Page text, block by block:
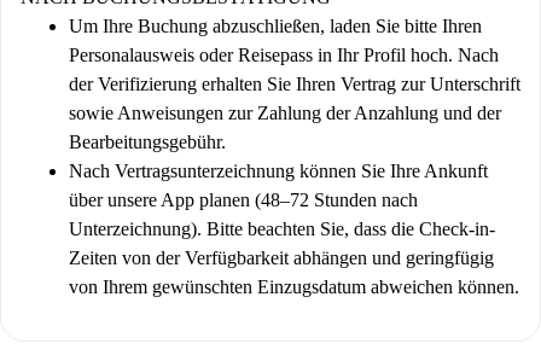
Um Ihre Buchung abzuschließen, laden Sie bitte Ihren
Personalausweis oder Reisepass in Ihr Profil hoch. Nach
der Verifizierung erhalten Sie Ihren Vertrag zur Unterschrift
sowie Anweisungen zur Zahlung der Anzahlung und der
Bearbeitungsgebühr.
Nach Vertragsunterzeichnung können Sie Ihre Ankunft
über unsere App planen (48–72 Stunden nach
Unterzeichnung). Bitte beachten Sie, dass die Check-in-
Zeiten von der Verfügbarkeit abhängen und geringfügig
von Ihrem gewünschten Einzugsdatum abweichen können.